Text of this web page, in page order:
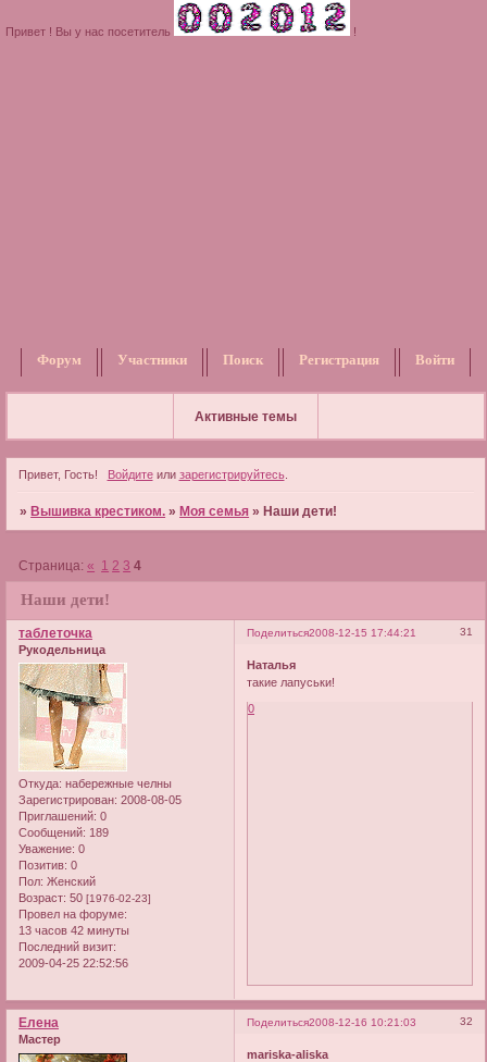
Привет ! Вы у нас посетитель !
Форум Участники Поиск Регистрация Войти
Активные темы
Привет, Гость! Войдитеили зарегистрируйтесь.
»Вышивка крестиком. »Моя семья »Наши дети!
Наши дети!
Страница:« 1 2 3 4
Поделиться 31
2008-12-15 17:44:21
таблеточка
Рукодельница
Откуда: набережные челны
Зарегистрирован: 2008-08-05
Приглашений: 0
Сообщений: 189
Уважение: 0
Позитив: 0
Пол: Женский
Возраст: 50 [1976-02-23]
Провел на форуме:
13 часов 42 минуты
Последний визит:
2009-04-25 22:52:56
Наталья
такие лапуськи!
0
Поделиться 32
2008-12-16 10:21:03
Елена
Мастер
mariska-aliska